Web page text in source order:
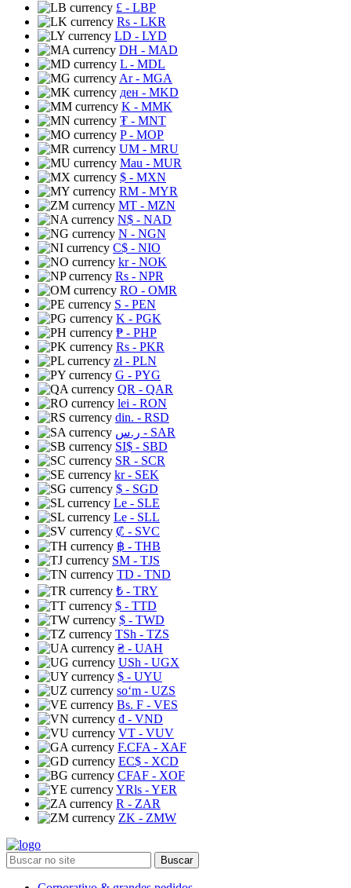
£ - LBP
Rs - LKR
LD - LYD
DH - MAD
L - MDL
Ar- MGA
ден - MKD
K - MMK
₮ - MNT
P- MOP
UM - MRU
Mau - MUR
$ - MXN
RM - MYR
MT - MZN
N$ - NAD
N - NGN
C$ - NIO
kr- NOK
Rs - NPR
RO - OMR
S - PEN
K - PGK
₱ - PHP
Rs - PKR
zł- PLN
G - PYG
QR - QAR
lei - RON
din. - RSD
ر.س - SAR
SI$ - SBD
SR - SCR
kr- SEK
$ - SGD
Le - SLE
Le - SLL
₡ - SVC
฿ - THB
ЅМ - TJS
TD - TND
₺ - TRY
$ - TTD
$ - TWD
TSh - TZS
₴ - UAH
USh - UGX
$ - UYU
soʻm - UZS
Bs. F - VES
₫ - VND
VT - VUV
F.CFA - XAF
EC$ - XCD
CFAF - XOF
YRls - YER
R - ZAR
ZK - ZMW
Buscar